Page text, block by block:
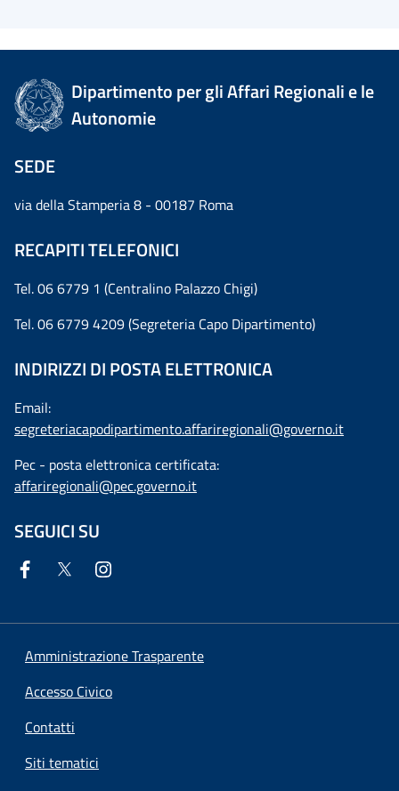
Dipartimento per gli Affari Regionali e le
Autonomie
SEDE
via della Stamperia 8 - 00187 Roma
RECAPITI TELEFONICI
Tel. 06 6779 1 (Centralino Palazzo Chigi)
Tel. 06 6779 4209 (Segreteria Capo Dipartimento)
INDIRIZZI DI POSTA ELETTRONICA
Email:
segreteriacapodipartimento.affariregionali@governo.it
Pec - posta elettronica certificata:
affariregionali@pec.governo.it
SEGUICI SU
Amministrazione Trasparente
Accesso Civico
Contatti
Siti tematici